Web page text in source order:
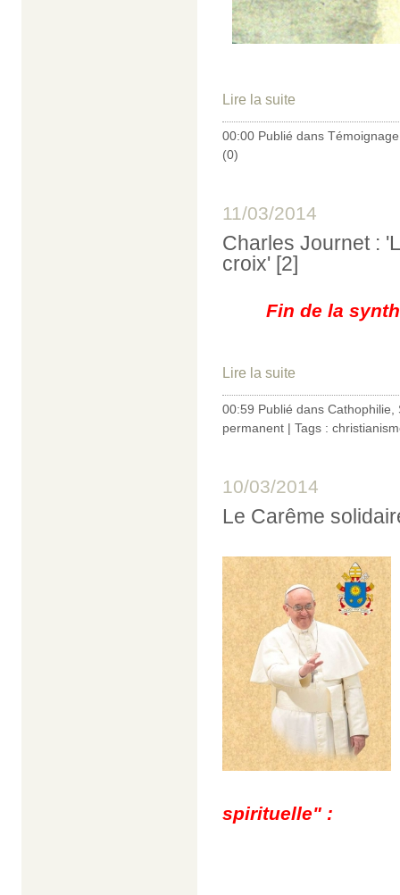
Lire la suite
00:00 Publié dans
(0)
11/03/2014
Charles Journet :
croix' [2]
Fin de la
Lire la suite
00:59 Publié dans Cathophilie
permanent | Tags :
10/03/2014
Le Carême
spirituelle" :